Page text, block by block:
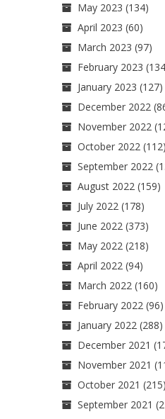
May 2023 (134)
April 2023 (60)
March 2023 (97)
February 2023
January 2023 (127)
December 2022
November 2022
October 2022(112)
September 2022
August 2022(159)
July 2022(178)
June 2022(373)
May 2022(218)
April 2022(94)
March 2022(160)
February 2022(96)
January 2022(288)
December 2021
November 2021
October 2021 (215)
September 2021